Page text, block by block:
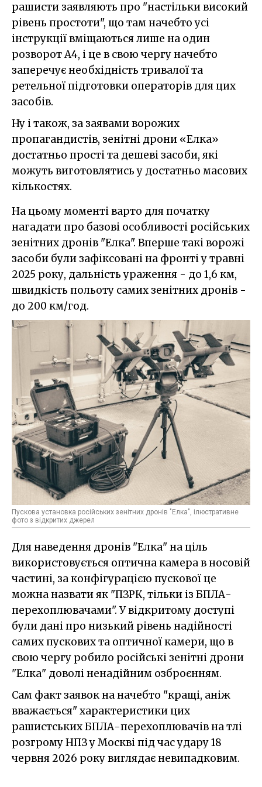
рашисти заявляють про "настільки високий
рівень простоти", що там начебто усі
інструкції вміщаються лише на один
розворот А4, і це в свою чергу начебто
заперечує необхідність тривалої та
ретельної підготовки операторів для цих
засобів.
Ну і також, за заявами ворожих
пропагандистів, зенітні дрони «Елка»
достатньо прості та дешеві засоби, які
можуть виготовлятись у достатньо масових
кількостях.
На цьому моменті варто для початку
нагадати про базові особливості російських
зенітних дронів "Елка". Вперше такі ворожі
засоби були зафіксовані на фронті у травні
2025 року, дальність ураження - до 1,6 км,
швидкість польоту самих зенітних дронів -
до 200 км/год.
Пускова установка російських зенітних дронів "Елка", ілюстративне
фото з відкритих джерел
Для наведення дронів "Елка" на ціль
використовується оптична камера в носовій
частині, за конфігурацією пускової це
можна назвати як "ПЗРК, тільки із БПЛА-
перехоплювачами". У відкритому доступі
були дані про низький рівень надійності
самих пускових та оптичної камери, що в
свою чергу робило російські зенітні дрони
"Елка" доволі ненадійним озброєнням.
Сам факт заявок на начебто "кращі, аніж
вважається" характеристики цих
рашистських БПЛА-перехоплювачів на тлі
розгрому НПЗ у Москві під час удару 18
червня 2026 року виглядає невипадковим.